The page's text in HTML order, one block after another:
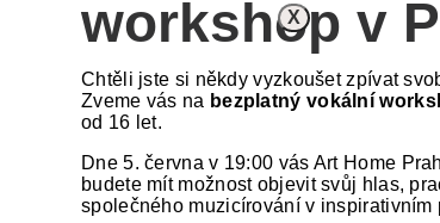
X
workshop v
Chtěli jste si někdy vyzkoušet zpívat
Zveme vás na bezplatný vokální
od 16 let.
Dne 5. června v 19:00 vás Art Home
budete mít možnost objevit svůj hlas,
společného muzicírování v inspirativním